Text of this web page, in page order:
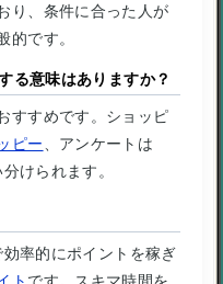
り、条件に合った人が
的です。
る意味はありますか？
すすめです。ショッピ
ピー 、アンケートは
けられます。
率的にポイントを稼ぎ
ト です。スキマ時間を